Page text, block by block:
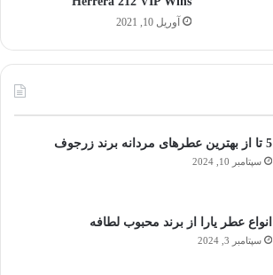
آوریل 10, 2021
5 تا از بهترین عطرهای مردانه برند زرجوف
سپتامبر 10, 2024
انواع عطر یارا از برند محبوب لطافه
سپتامبر 3, 2024